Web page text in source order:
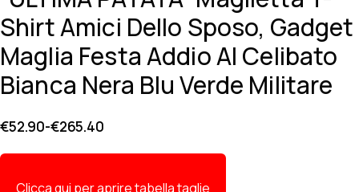
Shirt Amici Dello Sposo, Gadget
Maglia Festa Addio Al Celibato
Bianca Nera Blu Verde Militare
€52.90-€265.40
Clicca qui per aprire tabella taglie